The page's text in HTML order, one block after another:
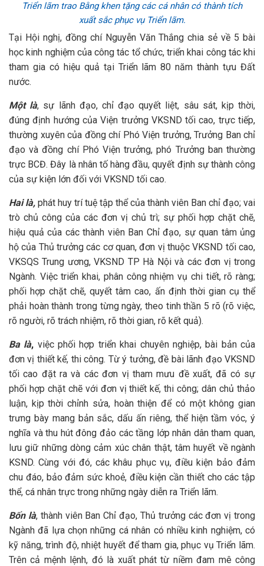
Triển lãm trao Bằng khen tặng các cá nhân có thành tích
xuất sắc phục vụ Triển lãm.
Tại Hội nghị, đồng chí Nguyễn Văn Thắng chia sẻ về 5 bài
học kinh nghiệm của công tác tổ chức, triển khai công tác khi
tham gia có hiệu quả tại Triển lãm 80 năm thành tựu Đất
nước.
Một là, sự lãnh đạo, chỉ đạo quyết liệt, sâu sát, kịp thời,
đúng định hướng của Viện trưởng VKSND tối cao, trực tiếp,
thường xuyên của đồng chí Phó Viện trưởng, Trưởng Ban chỉ
đạo và đồng chí Phó Viện trưởng, phó Trưởng ban thường
trực BCĐ. Đây là nhân tố hàng đầu, quyết định sự thành công
của sự kiện lớn đối với VKSND tối cao.
Hai là, phát huy trí tuệ tập thể của thành viên Ban chỉ đạo; vai
trò chủ công của các đơn vị chủ trì; sự phối hợp chặt chẽ,
hiệu quả của các thành viên Ban Chỉ đạo, sự quan tâm ủng
hộ của Thủ trưởng các cơ quan, đơn vị thuộc VKSND tối cao,
VKSQS Trung ương, VKSND TP Hà Nội và các đơn vị trong
Ngành. Việc triển khai, phân công nhiệm vụ chi tiết, rõ ràng;
phối hợp chặt chẽ, quyết tâm cao, ấn định thời gian cụ thể
phải hoàn thành trong từng ngày, theo tinh thần 5 rõ (rõ việc,
rõ người, rõ trách nhiệm, rõ thời gian, rõ kết quả).
Ba là, việc phối hợp triển khai chuyên nghiệp, bài bản của
đơn vị thiết kế, thi công. Từ ý tưởng, đề bài lãnh đạo VKSND
tối cao đặt ra và các đơn vị tham mưu đề xuất, đã có sự
phối hợp chặt chẽ với đơn vị thiết kế, thi công; dân chủ thảo
luận, kịp thời chỉnh sửa, hoàn thiện để có một không gian
trưng bày mang bản sắc, dấu ấn riêng, thể hiện tầm vóc, ý
nghĩa và thu hút đông đảo các tầng lớp nhân dân tham quan,
lưu giữ những dòng cảm xúc chân thật, tâm huyết về ngành
KSND. Cùng với đó, các khâu phục vụ, điều kiện bảo đảm
chu đáo, bảo đảm sức khoẻ, điều kiện cần thiết cho các tập
thể, cá nhân trực trong những ngày diễn ra Triển lãm.
Bốn là, thành viên Ban Chỉ đạo, Thủ trưởng các đơn vị trong
Ngành đã lựa chọn những cá nhân có nhiều kinh nghiệm, có
kỹ năng, trình độ, nhiệt huyết để tham gia, phục vụ Triển lãm.
Trên cả mệnh lệnh, đó là xuất phát từ niềm đam mê công